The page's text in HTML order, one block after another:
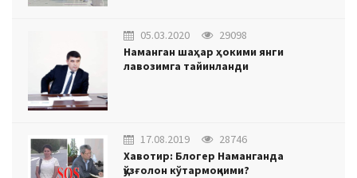
05.03.2020
29098
Наманган шаҳар ҳокими янги
лавозимга тайинланди
17.08.2019
28746
Хавотир: Блогер Наманганда
қўзғолон кўтармоқчими?